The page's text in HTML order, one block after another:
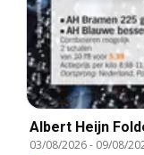
Albert Heijn
03/08/2026- 09/08/